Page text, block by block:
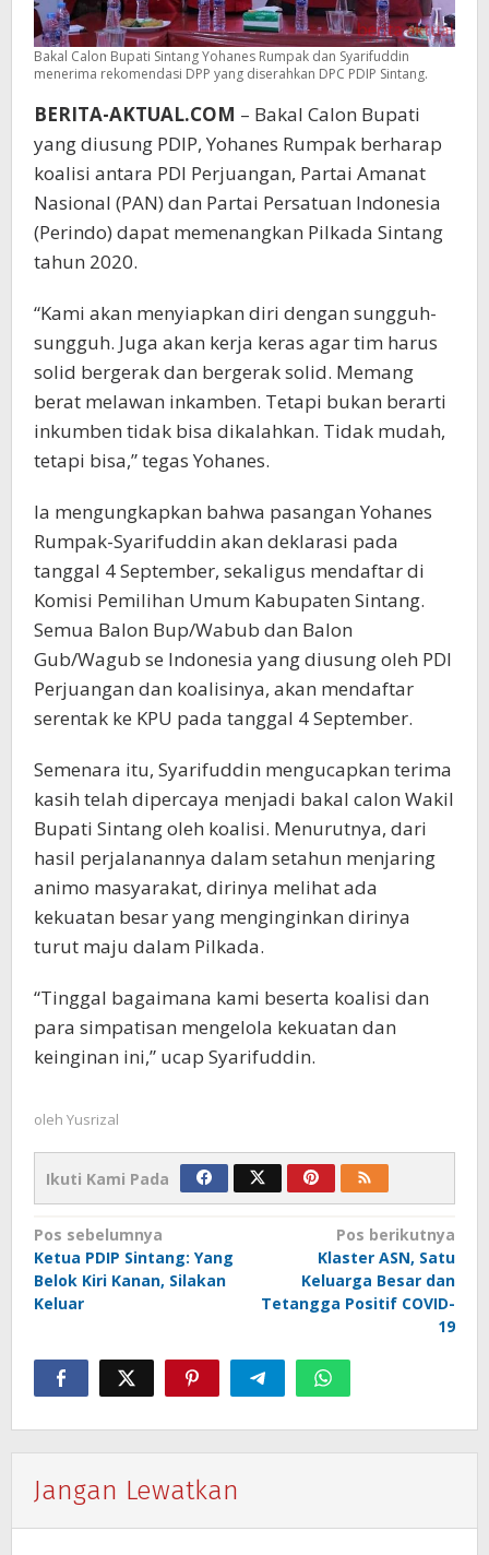
Bakal Calon Bupati Sintang Yohanes Rumpak dan Syarifuddin
menerima rekomendasi DPP yang diserahkan DPC PDIP Sintang.
BERITA-AKTUAL.COM – Bakal Calon Bupati
yang diusung PDIP, Yohanes Rumpak berharap
koalisi antara PDI Perjuangan, Partai Amanat
Nasional (PAN) dan Partai Persatuan Indonesia
(Perindo) dapat memenangkan Pilkada Sintang
tahun 2020.
“Kami akan menyiapkan diri dengan sungguh-
sungguh. Juga akan kerja keras agar tim harus
solid bergerak dan bergerak solid. Memang
berat melawan inkamben. Tetapi bukan berarti
inkumben tidak bisa dikalahkan. Tidak mudah,
tetapi bisa,” tegas Yohanes.
Ia mengungkapkan bahwa pasangan Yohanes
Rumpak-Syarifuddin akan deklarasi pada
tanggal 4 September, sekaligus mendaftar di
Komisi Pemilihan Umum Kabupaten Sintang.
Semua Balon Bup/Wabub dan Balon
Gub/Wagub se Indonesia yang diusung oleh PDI
Perjuangan dan koalisinya, akan mendaftar
serentak ke KPU pada tanggal 4 September.
Semenara itu, Syarifuddin mengucapkan terima
kasih telah dipercaya menjadi bakal calon Wakil
Bupati Sintang oleh koalisi. Menurutnya, dari
hasil perjalanannya dalam setahun menjaring
animo masyarakat, dirinya melihat ada
kekuatan besar yang menginginkan dirinya
turut maju dalam Pilkada.
“Tinggal bagaimana kami beserta koalisi dan
para simpatisan mengelola kekuatan dan
keinginan ini,” ucap Syarifuddin.
oleh Yusrizal
Ikuti Kami Pada
Navigasi
pos
Pos sebelumnya
Ketua PDIP Sintang: Yang
Belok Kiri Kanan, Silakan
Keluar
Pos berikutnya
Klaster ASN, Satu
Keluarga Besar dan
Tetangga Positif COVID-
19
Jangan Lewatkan